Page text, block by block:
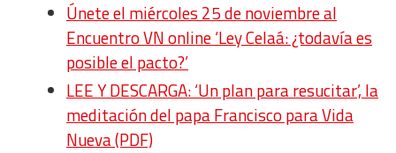
Únete el miércoles 25 de noviembre al
Encuentro VN online ‘Ley Celaá: ¿todavía es
posible el pacto?’
LEE Y DESCARGA: ‘Un plan para resucitar’, la
meditación del papa Francisco para Vida
Nueva (PDF)